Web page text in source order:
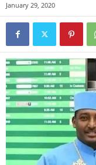
January 29, 2020